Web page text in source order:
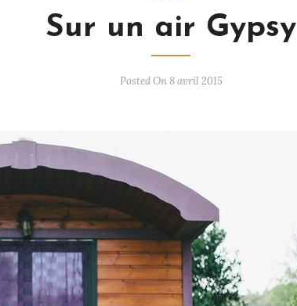
Sur un air Gypsy
Posted On 8 avril 2015